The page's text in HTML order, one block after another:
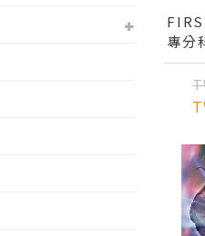
專分